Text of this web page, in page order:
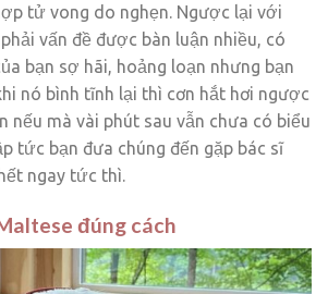
tử vong do nghẹn. Ngược lại với
vấn đề được bàn luận nhiều, có
bạn sợ hãi, hoảng loạn nhưng bạn
nó bình tĩnh lại thì cơn hắt hơi ngược
nếu mà vài phút sau vẫn chưa có biểu
tức bạn đưa chúng đến gặp bác sĩ
ngay tức thì.
đúng cách